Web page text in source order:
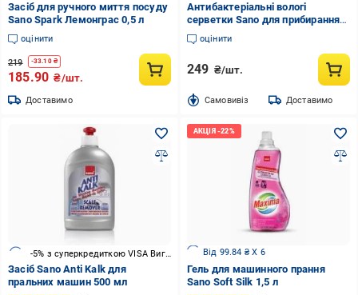
Засіб для ручного миття посуду
Sano Spark Лемонграс 0,5 л
оцінити
219 -33.10₴
185.90 ₴/шт.
Доставимо
Антибактеріальні вологі
серветки Sano для прибирання
99,9% 50 шт./уп.
оцінити
249 ₴/шт.
Cамовивіз Доставимо
-5% з суперкредиткою VISA Вигода
Засіб Sano Anti Kalk для
пральних машин 500 мл
Від 99.84 ₴ X 6
Гель для машинного прання
Sano Soft Silk 1,5 л